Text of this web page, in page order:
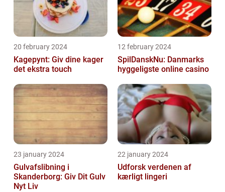
20 february 2024
Kagepynt: Giv dine kager
det ekstra touch
12 february 2024
SpilDanskNu: Danmarks
hyggeligste online casino
23 january 2024
Gulvafslibning i
Skanderborg: Giv Dit Gulv
Nyt Liv
22 january 2024
Udforsk verdenen af
kærligt lingeri